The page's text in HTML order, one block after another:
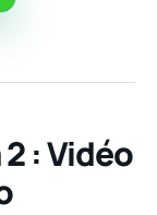
: Vidéo